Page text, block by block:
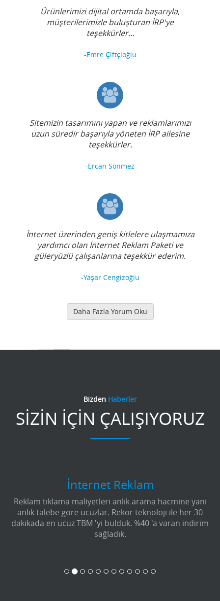
Ürünlerimizi dijital ortamda başarıyla,
müşterilerimizle buluşturan İRP'ye
teşekkürler...
-Emre Çiftçioğlu
Sitemizin tasarımını yapan ve reklamlarımızı
uzun süredir başarıyla yöneten İRP ailesine
teşekkürler.
-Ercan Sönmez
İnternet üzerinden geniş kitlelere ulaşmamıza
yardımcı olan İnternet Reklam Paketi ve
güleryüzlü çalışanlarına teşekkür ederim.
-Yaşar Cengizoğlu
Daha Fazla Yorum Oku
Bizden Haberler
SİZİN İÇİN ÇALIŞIYORUZ
İnternet Reklam
Reklam tıklama maliyetleri anlık arama hacmine yani
anlık talebe göre ucuzlar. Rekor teknoloji ile her 30
dakikada en ucuz TBM 'yi bulduk. %40 'a varan indirim
sağladık.